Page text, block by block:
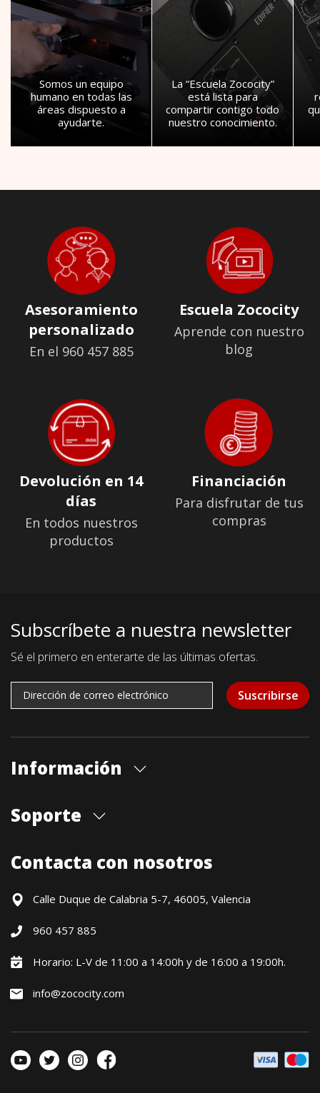
Somos un equipo
humano en todas las
áreas dispuesto a
ayudarte.
La “Escuela Zococity”
está lista para
compartir contigo todo
nuestro conocimiento.
Asesoramiento
personalizado
En el 960 457 885
Escuela Zococity
Aprende con nuestro
blog
Devolución en 14
días
En todos nuestros
productos
Financiación
Para disfrutar de tus
compras
Subscríbete a nuestra newsletter
Sé el primero en enterarte de las últimas ofertas.
Suscribirse
Información
Cita previa tienda
Contacto
Soporte
Formas de pago
Devoluciones / Garantía
Política precio mínimo garantizado
Financiación CETELEM
Condiciones generales
Contacta con nosotros
Calle Duque de Calabria 5-7, 46005, Valencia
960 457 885
Horario: L-V de 11:00 a 14:00h y de 16:00 a 19:00h.
info@zococity.com